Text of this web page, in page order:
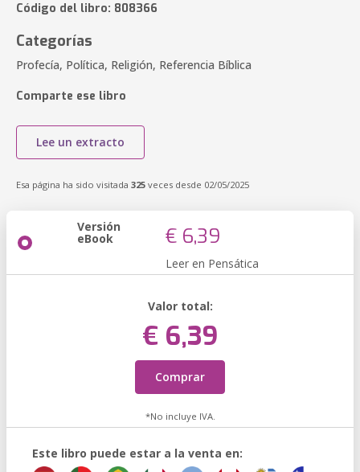
Código del libro: 808366
Categorías
Profecía, Política, Religión, Referencia Bíblica
Comparte ese libro
Lee un extracto
Esa página ha sido visitada 325 veces desde 02/05/2025
Versión
eBook € 6,39
Leer en Pensática
Valor total:
€ 6,39
Comprar
*No incluye IVA.
Este libro puede estar a la venta en: